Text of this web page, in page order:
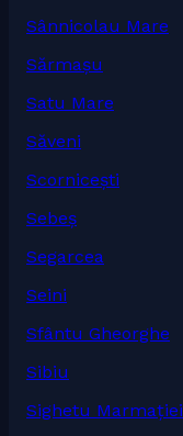
Sânnicolau Mare
Sărmașu
Satu Mare
Săveni
Scornicești
Sebeș
Segarcea
Seini
Sfântu Gheorghe
Sibiu
Sighetu Marmației